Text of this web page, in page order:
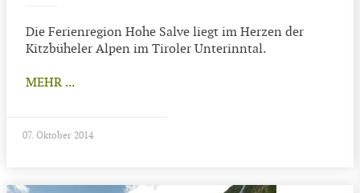
Die Ferienregion Hohe Salve liegt im Herzen der
Kitzbüheler Alpen im Tiroler Unterinntal.
MEHR ...
07. Oktober 2014